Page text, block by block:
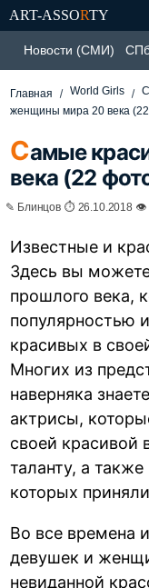
ART-ASSORTY
Новости (СМИ)
Главная World Girls
женщины мира 20 века
Самые
века (22
✎ Блинцов ⏱ 26.10.2018 👁
Известные и
Здесь вы
прошлого века,
популярностью
красивых в
Многих из
наверняка
актрисы,
своей красивой
таланту, а
которых
Во все времена
девушек и
невиданной